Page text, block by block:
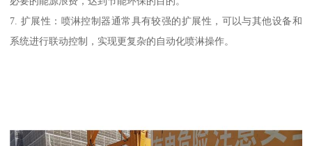
7. 扩展性：喷淋控制器通常具有较强的扩展性，可以与其他设备和
系统进行联动控制，实现更复杂的自动化喷淋操作。